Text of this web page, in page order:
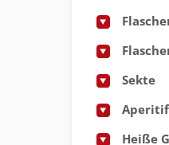
Sekte
Heiße